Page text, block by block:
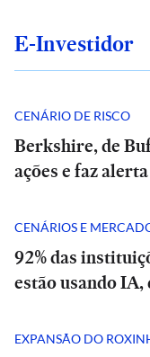
E-Investidor
CENÁRIO DE RISCO
Berkshire, de
ações e faz
CENÁRIOS E
92% das
estão usando
EXPANSÃO DO